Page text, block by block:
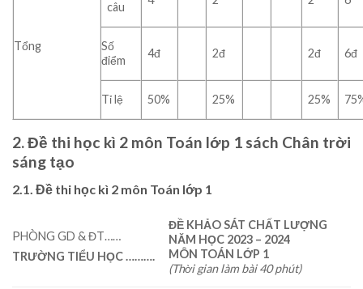
Tổng
câu
Số
điểm
4đ 2đ 2đ 6đ
Tỉ lệ 50% 25% 25%
2. Đề thi học kì 2 môn Toán lớp 1 sách Chân trời
sáng tạo
2.1. Đề thi học kì 2 môn Toán lớp 1
PHÒNG GD & ĐT……
TRƯỜNG TIỂU HỌC……….
ĐỀ KHẢO SÁT CHẤT LƯỢNG
NĂM HỌC 2023 – 2024
MÔN TOÁN LỚP 1
(Thời gian làm bài 40 phút)